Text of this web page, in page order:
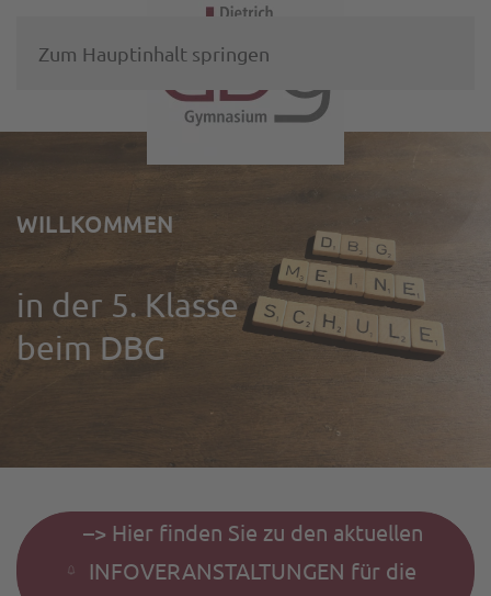
Zum Hauptinhalt springen
WILLKOMMEN
in der 5. Klasse
beim DBG
–> Hier finden Sie zu den aktuellen
INFOVERANSTALTUNGEN für die